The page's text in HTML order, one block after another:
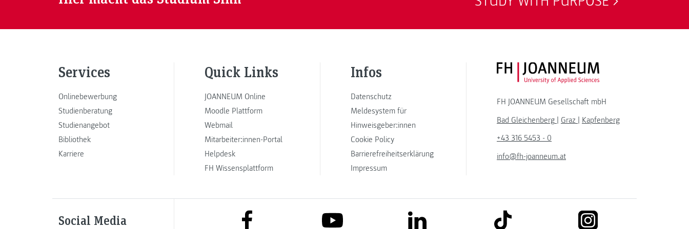
Services
Onlinebewerbung
Studienberatung
Studienangebot
Bibliothek
Karriere
Quick Links
JOANNEUM Online
Moodle Plattform
Webmail
Mitarbeiter:innen-Portal
Helpdesk
FH Wissensplattform
Infos
Datenschutz
Meldesystem für
Hinweisgeber:innen
Cookie Policy
Barrierefreiheitserklärung
Impressum
FH JOANNEUM Logo
FH JOANNEUM Gesellschaft mbH
Bad Gleichenberg | Graz | Kapfenberg
+43 316 5453 - 0
info@fh-joanneum.at
Social Media link to facebook link to youtube link to linkedin link to tiktok